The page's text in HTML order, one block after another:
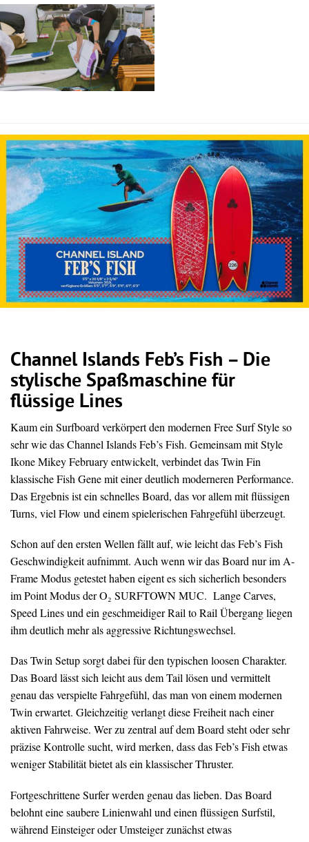
Channel Islands Feb’s Fish – Die
stylische Spaßmaschine für
flüssige Lines
Kaum ein Surfboard verkörpert den modernen Free Surf Style so
sehr wie das Channel Islands Feb’s Fish. Gemeinsam mit Style
Ikone Mikey February entwickelt, verbindet das Twin Fin
klassische Fish Gene mit einer deutlich moderneren Performance.
Das Ergebnis ist ein schnelles Board, das vor allem mit flüssigen
Turns, viel Flow und einem spielerischen Fahrgefühl überzeugt.
Schon auf den ersten Wellen fällt auf, wie leicht das Feb’s Fish
Geschwindigkeit aufnimmt. Auch wenn wir das Board nur im A-
Frame Modus getestet haben eigent es sich sicherlich besonders
im Point Modus der O₂ SURFTOWN MUC. Lange Carves,
Speed Lines und ein geschmeidiger Rail to Rail Übergang liegen
ihm deutlich mehr als aggressive Richtungswechsel.
Das Twin Setup sorgt dabei für den typischen loosen Charakter.
Das Board lässt sich leicht aus dem Tail lösen und vermittelt
genau das verspielte Fahrgefühl, das man von einem modernen
Twin erwartet. Gleichzeitig verlangt diese Freiheit nach einer
aktiven Fahrweise. Wer zu zentral auf dem Board steht oder sehr
präzise Kontrolle sucht, wird merken, dass das Feb’s Fish etwas
weniger Stabilität bietet als ein klassischer Thruster.
Fortgeschrittene Surfer werden genau das lieben. Das Board
belohnt eine saubere Linienwahl und einen flüssigen Surfstil,
während Einsteiger oder Umsteiger zunächst etwas